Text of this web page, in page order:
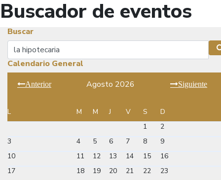
Buscador de eventos
Buscar
Buscar
Calendario General
Anterior Agosto 2026 Siguiente
L M M J V S
D
1
2
3
4 5 6 7 8
9
10
11 12 13 14 15
16
17
18 19 20 21 22
23